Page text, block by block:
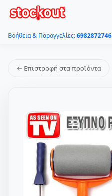
Βοήθεια & Παραγγελίες:6982872746
← Επιστροφή στα προϊόντα